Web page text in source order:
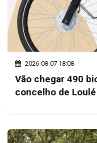
2026-08-07 18:08
Vão chegar 490
concelho de Loulé